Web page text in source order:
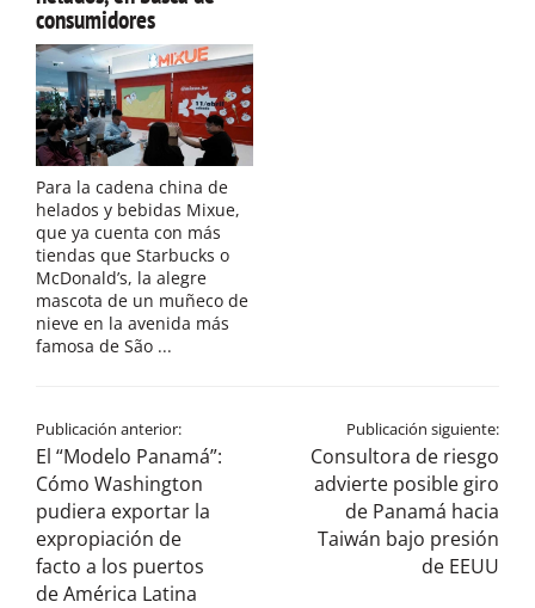
consumidores
Para la cadena china de
helados y bebidas Mixue,
que ya cuenta con más
tiendas que Starbucks o
McDonald’s, la alegre
mascota de un muñeco de
nieve en la avenida más
famosa de São ...
Publicación anterior:
El “Modelo Panamá”:
Cómo Washington
pudiera exportar la
expropiación de
facto a los puertos
de América Latina
Publicación siguiente:
Consultora de riesgo
advierte posible giro
de Panamá hacia
Taiwán bajo presión
de EEUU